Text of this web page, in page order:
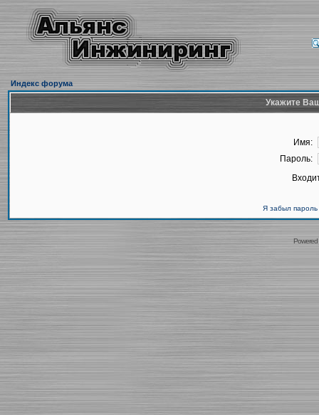
Индекс форума
Укажите
Имя:
Пароль:
Я забыл пароль